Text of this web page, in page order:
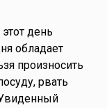
день
обладает
произносить
рвать